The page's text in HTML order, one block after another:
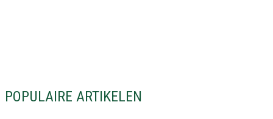
POPULAIRE ARTIKELEN